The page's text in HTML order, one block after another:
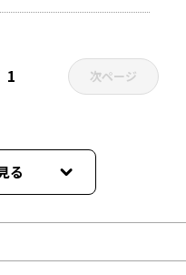
1 次ページ
る